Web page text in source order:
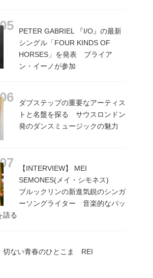
PETER GABRIEL 『I/O』の最新
シングル「FOUR KINDS OF
HORSES」を発表 ブライア
ン・イーノが参加
ダブステップの重要なアーティス
トと名盤を探る サウスロンドン
発のダンスミュージックの魅力
【INTERVIEW】 MEI
SEMONES(メイ・シモネス)
ブルックリンの新進気鋭のシンガ
ーソングライター 音楽的なバッ
語る
ない青春のひとこま REI